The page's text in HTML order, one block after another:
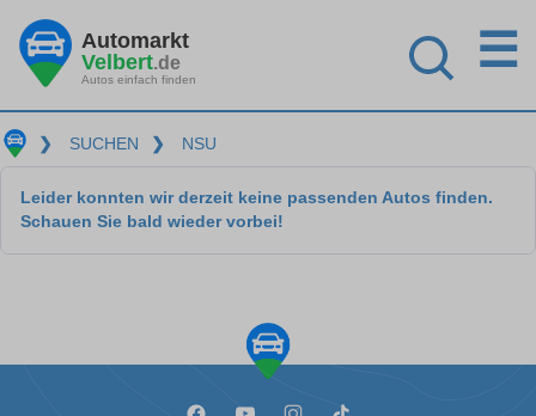
Automarkt
Velbert.de
Autos einfach finden
☰
❯ SUCHEN ❯ NSU
Leider konnten wir derzeit keine passenden Autos finden.
Schauen Sie bald wieder vorbei!